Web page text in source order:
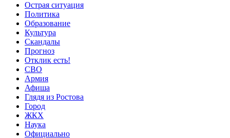
Острая ситуация
Политика
Образование
Культура
Скандалы
Прогноз
Отклик есть!
СВО
Армия
Афиша
Глядя из Ростова
Город
ЖКХ
Наука
Официально